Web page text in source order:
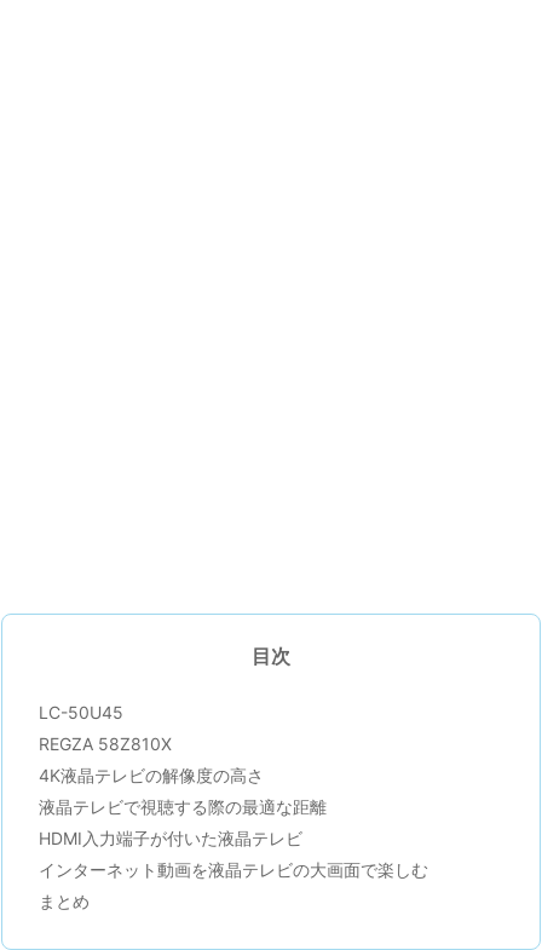
目次
LC-50U45
REGZA 58Z810X
4K液晶テレビの解像度の高さ
液晶テレビで視聴する際の最適な距離
HDMI入力端子が付いた液晶テレビ
インターネット動画を液晶テレビの大画面で楽しむ
まとめ